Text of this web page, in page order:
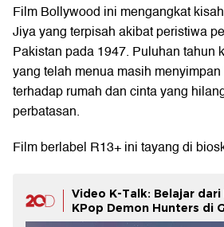
Film Bollywood ini mengangkat
Jiya yang terpisah akibat peristiwa
Pakistan pada 1947. Puluhan tahun
yang telah menua masih
terhadap rumah dan cinta yang
perbatasan.
Film berlabel R13+ ini tayang di
Video K-Talk: Belajar
KPop Demon Hunters di